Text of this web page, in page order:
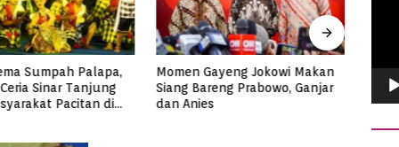
Jokowi Makan
Prabowo, Ganjar
Semarak HSN 2023 di Pacitan,
Ribuan Santri Makan Ikan
Tuna Super Jumbo
di